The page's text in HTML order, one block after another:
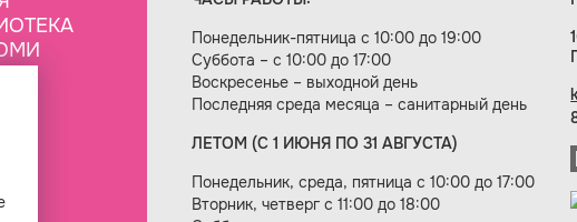
Понедельник-пятница с 10:00 до 19:00
Суббота – с 10:00 до 17:00
Воскресенье – выходной день
Последняя среда месяца – санитарный день
ЛЕТОМ (С 1 ИЮНЯ ПО 31 АВГУСТА)
Понедельник, среда, пятница с 10:00 до 17:00
Вторник, четверг с 11:00 до 18:00
Создание сайта — веб-студия «Цифровой век»